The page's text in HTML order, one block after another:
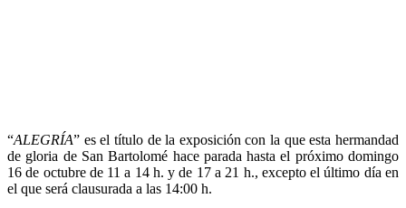
“ALEGRÍA” es el título de la exposición con la que esta hermandad
de gloria de San Bartolomé hace parada hasta el próximo domingo
16 de octubre de 11 a 14 h. y de 17 a 21 h., excepto el último día en
el que será clausurada a las 14:00 h.